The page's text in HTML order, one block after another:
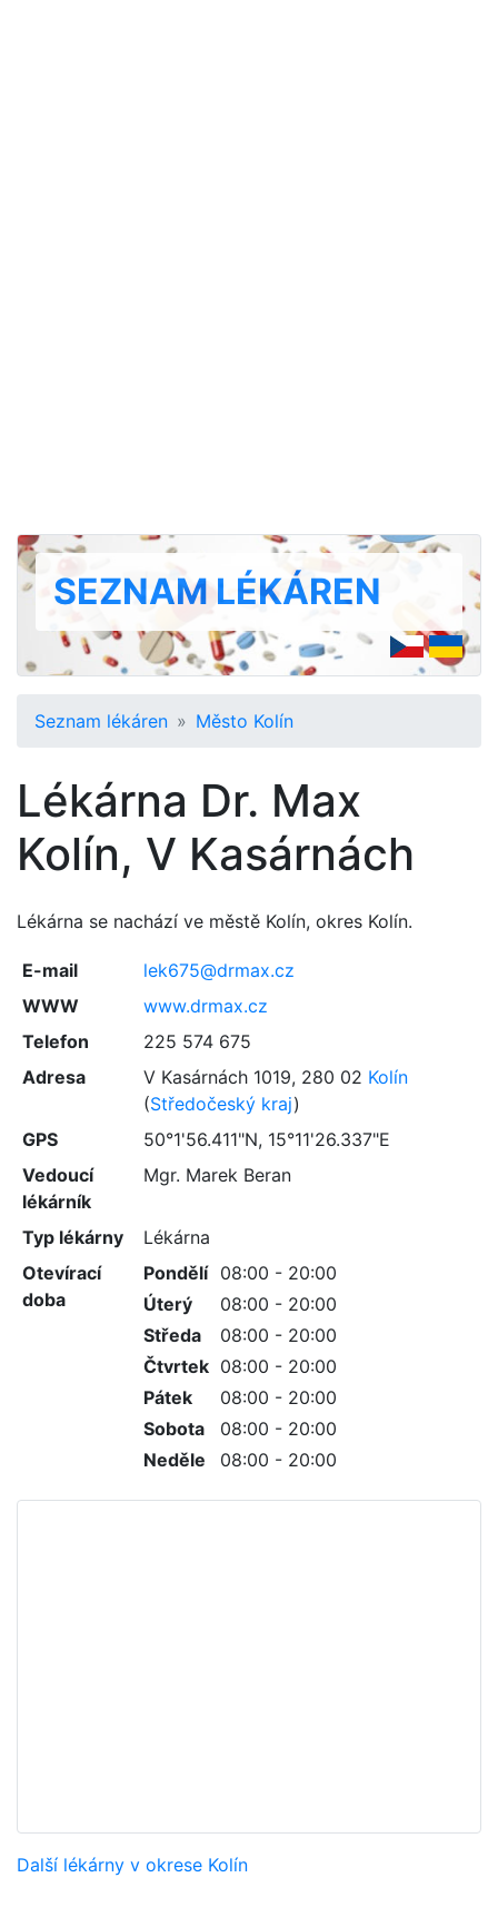
SEZNAM LÉKÁREN
Seznam lékáren Město Kolín
Lékárna Dr. Max
Kolín, V Kasárnách
Lékárna se nachází ve městě Kolín, okres Kolín.
E-mail
lek675@drmax.cz
WWW
www.drmax.cz
Telefon
225 574 675
Adresa
V Kasárnách 1019, 280 02 Kolín
(Středočeský kraj)
GPS
50°1'56.411"N, 15°11'26.337"E
Vedoucí
lékárník
Mgr. Marek Beran
Typ lékárny
Lékárna
Otevírací
doba
Pondělí
08:00 - 20:00
Úterý
08:00 - 20:00
Středa
08:00 - 20:00
Čtvrtek 08:00 - 20:00
Pátek
08:00 - 20:00
Sobota
08:00 - 20:00
Neděle
08:00 - 20:00
Další lékárny v okrese Kolín